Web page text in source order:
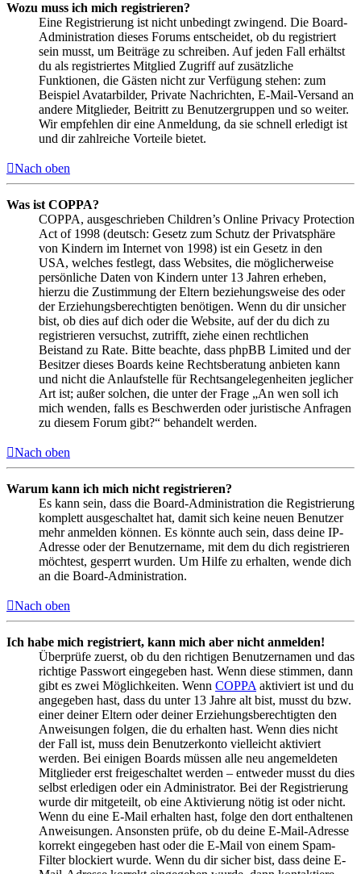
Wozu muss ich mich registrieren?
Eine Registrierung ist nicht unbedingt zwingend. Die Board-
Administration dieses Forums entscheidet, ob du registriert
sein musst, um Beiträge zu schreiben. Auf jeden Fall erhältst
du als registriertes Mitglied Zugriff auf zusätzliche
Funktionen, die Gästen nicht zur Verfügung stehen: zum
Beispiel Avatarbilder, Private Nachrichten, E-Mail-Versand an
andere Mitglieder, Beitritt zu Benutzergruppen und so weiter.
Wir empfehlen dir eine Anmeldung, da sie schnell erledigt ist
und dir zahlreiche Vorteile bietet.
Nach oben
Was ist COPPA?
COPPA, ausgeschrieben Children’s Online Privacy Protection
Act of 1998 (deutsch: Gesetz zum Schutz der Privatsphäre
von Kindern im Internet von 1998) ist ein Gesetz in den
USA, welches festlegt, dass Websites, die möglicherweise
persönliche Daten von Kindern unter 13 Jahren erheben,
hierzu die Zustimmung der Eltern beziehungsweise des oder
der Erziehungsberechtigten benötigen. Wenn du dir unsicher
bist, ob dies auf dich oder die Website, auf der du dich zu
registrieren versuchst, zutrifft, ziehe einen rechtlichen
Beistand zu Rate. Bitte beachte, dass phpBB Limited und der
Besitzer dieses Boards keine Rechtsberatung anbieten kann
und nicht die Anlaufstelle für Rechtsangelegenheiten jeglicher
Art ist; außer solchen, die unter der Frage „An wen soll ich
mich wenden, falls es Beschwerden oder juristische Anfragen
zu diesem Forum gibt?“ behandelt werden.
Nach oben
Warum kann ich mich nicht registrieren?
Es kann sein, dass die Board-Administration die Registrierung
komplett ausgeschaltet hat, damit sich keine neuen Benutzer
mehr anmelden können. Es könnte auch sein, dass deine IP-
Adresse oder der Benutzername, mit dem du dich registrieren
möchtest, gesperrt wurden. Um Hilfe zu erhalten, wende dich
an die Board-Administration.
Nach oben
Ich habe mich registriert, kann mich aber nicht anmelden!
Überprüfe zuerst, ob du den richtigen Benutzernamen und das
richtige Passwort eingegeben hast. Wenn diese stimmen, dann
gibt es zwei Möglichkeiten. Wenn COPPA aktiviert ist und du
angegeben hast, dass du unter 13 Jahre alt bist, musst du bzw.
einer deiner Eltern oder deiner Erziehungsberechtigten den
Anweisungen folgen, die du erhalten hast. Wenn dies nicht
der Fall ist, muss dein Benutzerkonto vielleicht aktiviert
werden. Bei einigen Boards müssen alle neu angemeldeten
Mitglieder erst freigeschaltet werden – entweder musst du dies
selbst erledigen oder ein Administrator. Bei der Registrierung
wurde dir mitgeteilt, ob eine Aktivierung nötig ist oder nicht.
Wenn du eine E-Mail erhalten hast, folge den dort enthaltenen
Anweisungen. Ansonsten prüfe, ob du deine E-Mail-Adresse
korrekt eingegeben hast oder die E-Mail von einem Spam-
Filter blockiert wurde. Wenn du dir sicher bist, dass deine E-